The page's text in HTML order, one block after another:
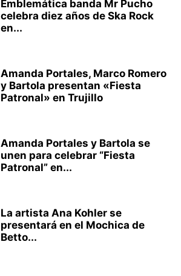
Emblemática banda Mr Pucho
celebra diez años de Ska Rock
en...
Amanda Portales, Marco Romero
y Bartola presentan «Fiesta
Patronal» en Trujillo
Amanda Portales y Bartola se
unen para celebrar “Fiesta
Patronal” en...
La artista Ana Kohler se
presentará en el Mochica de
Betto...